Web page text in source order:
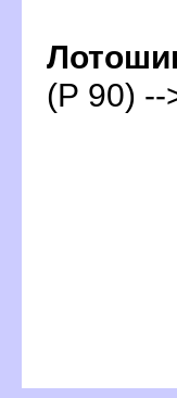
(Р 90)